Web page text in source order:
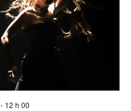
- 12 h 00